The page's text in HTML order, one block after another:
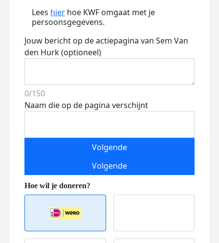
Lees hier hoe KWF omgaat met je
persoonsgegevens.
Jouw bericht op de actiepagina van Sem Van
den Hurk (optioneel)
0/150
Naam die op de pagina verschijnt
Volgende
Volgende